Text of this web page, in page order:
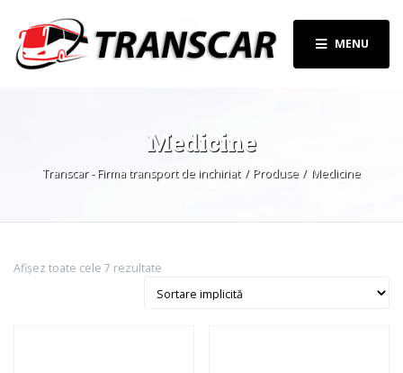
MENU
Medicine
Transcar - Firma transport de inchiriat Produse Medicine
Afișez toate cele 7 rezultate